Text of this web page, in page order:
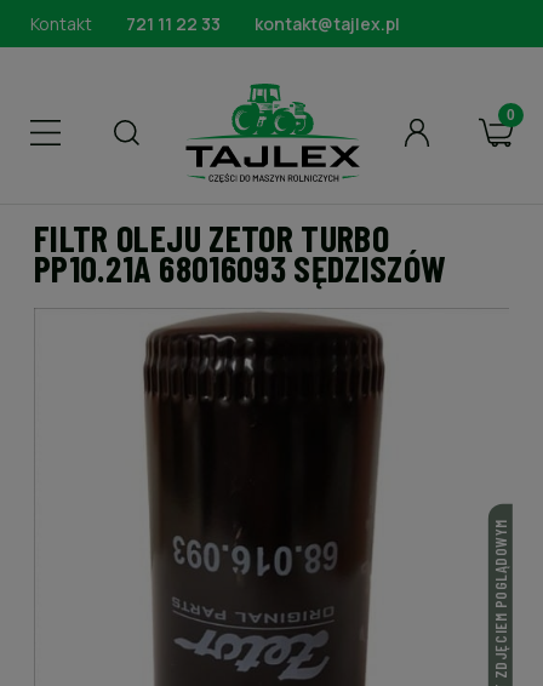
Kontakt 721 11 22 33 kontakt@tajlex.pl
FILTR OLEJU ZETOR TURBO
PP10.21A 68016093 SĘDZISZÓW